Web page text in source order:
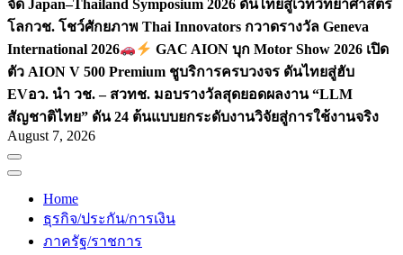
จัด Japan–Thailand Symposium 2026 ดันไทยสู่เวทีวิทยาศาสตร์
โลกวช. โชว์ศักยภาพ Thai Innovators กวาดรางวัล Geneva
International 2026
GAC AION บุก Motor Show 2026 เปิด
ตัว AION V 500 Premium ชูบริการครบวงจร ดันไทยสู่ฮับ
EVอว. นำ วช. – สวทช. มอบรางวัลสุดยอดผลงาน “LLM
สัญชาติไทย” ดัน 24 ต้นแบบยกระดับงานวิจัยสู่การใช้งานจริง
August 7, 2026
Home
ธุรกิจ/ประกัน/การเงิน
ภาครัฐ/ราชการ